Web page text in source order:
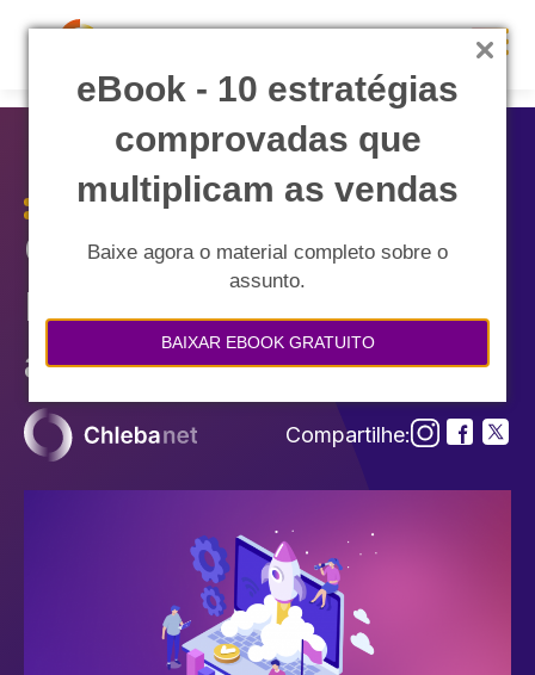
eBook - 10 estratégias
comprovadas que
multiplicam as vendas
Baixe agora o material completo sobre o
assunto.
BAIXAR EBOOK GRATUITO
Como os marketplaces
B2B estão transformando
a forma de fazer negócio
Compartilhe: